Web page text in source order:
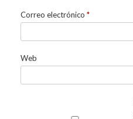
Correo electrónico *
Web